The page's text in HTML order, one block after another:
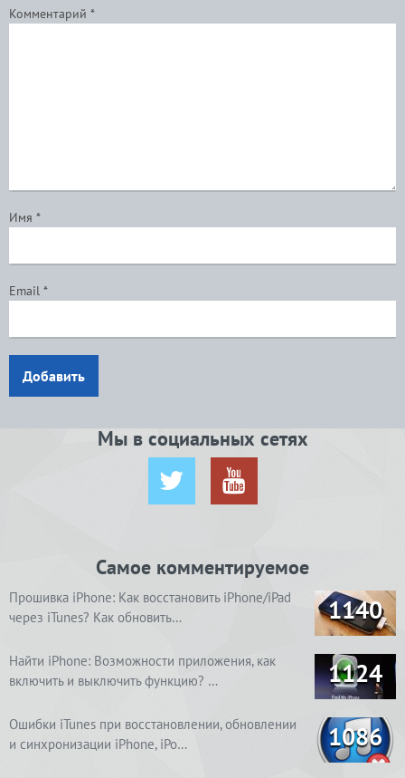
Комментарий *
Имя *
Email *
Добавить
Мы в социальных сетях
Самое комментируемое
Прошивка iPhone: Как восстановить iPhone/iPad
через iTunes? Как обновить…
1140
Найти iPhone: Возможности приложения, как
включить и выключить функцию? …
1124
Ошибки iTunes при восстановлении, обновлении
и синхронизации iPhone, iPo…
1086